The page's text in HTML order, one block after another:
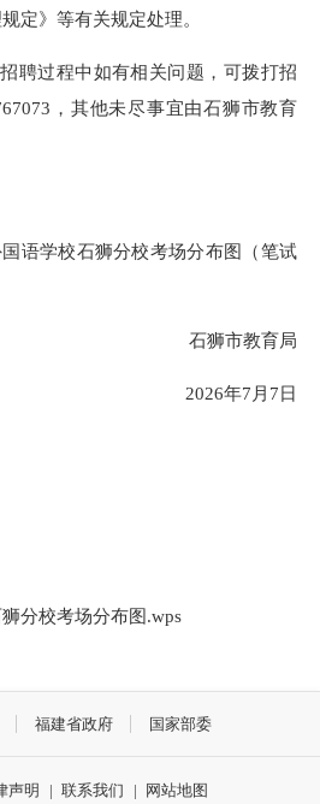
定》等有关规定处理。
聘过程中如有相关问题，可拨打招
，其他未尽事宜由石狮市教育
国语学校石狮分校考场分布图（笔试
石狮市教育局
2026年7 月 7日
分校考场分布图.wps
福建省政府 国家部委
声明 | 联系我们 | 网站地图